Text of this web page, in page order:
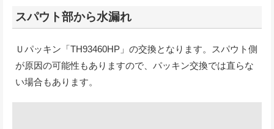
スパウト部から水漏れ
Ｕパッキン「TH93460HP」の交換となります。スパウト側
が原因の可能性もありますので、パッキン交換では直らな
い場合もあります。